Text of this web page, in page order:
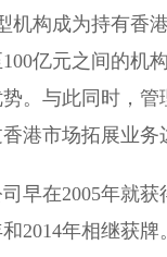
机构成为持有香
亿元之间的机
。与此同时，
港市场拓展业务
早在2005年就
2014年相继获牌。